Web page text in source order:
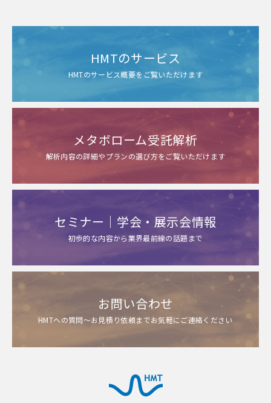
未利用資源の活用と世界初
HMTのサービス
HMTのサービス概要をご覧いただけます
メタボローム受託解析
解析内容の詳細やプランの選び方をご覧いただけます
セミナー｜学会・展示会情報
初歩的な内容から業界最前線の話題まで
お問い合わせ
HMTへの質問～お見積り依頼までお気軽にご連絡ください